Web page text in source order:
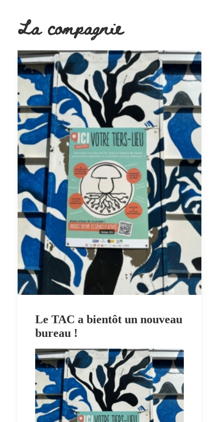
La compagnie
Le TAC a bientôt un nouveau
bureau !